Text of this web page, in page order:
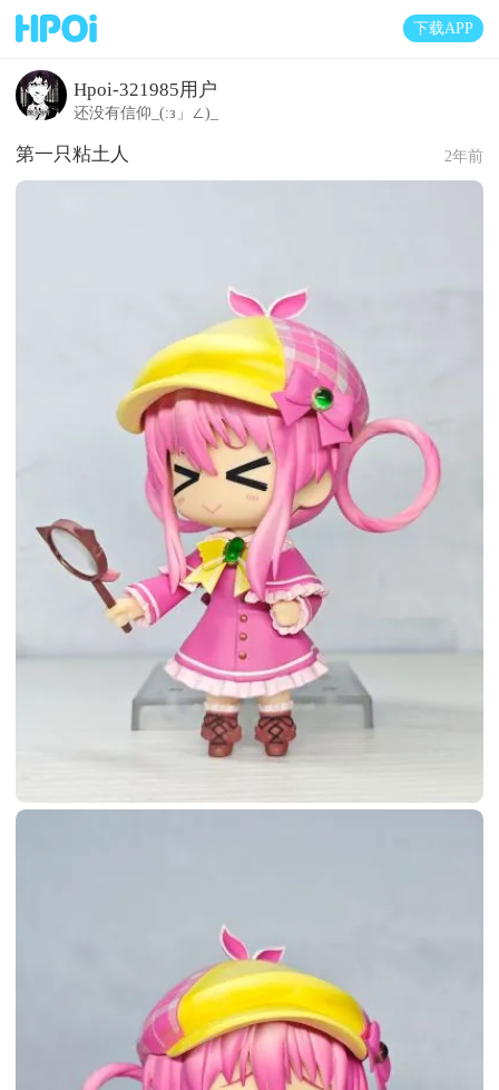
下载APP
Hpoi-321985用户
还没有信仰_(:з」∠)_
第一只粘土人 2年前